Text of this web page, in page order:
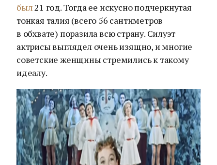
был21 год. Тогда ее искусно подчеркнутая
тонкая талия (всего 56 сантиметров
в обхвате) поразила всю страну. Силуэт
актрисы выглядел очень изящно, и многие
советские женщины стремились к такому
идеалу.